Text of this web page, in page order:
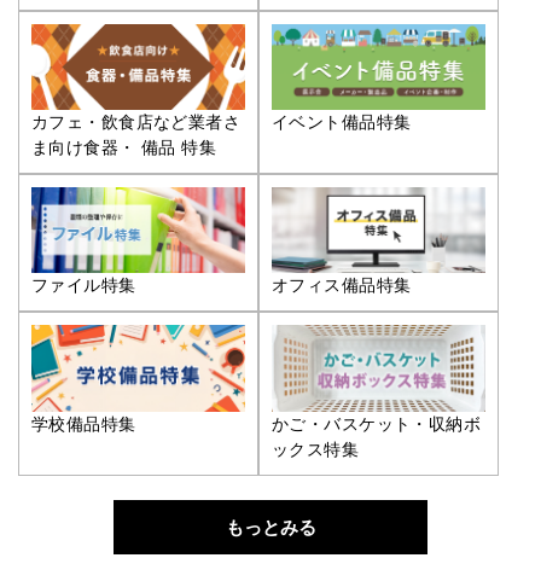
カフェ・飲食店など業者さ
ま向け食器・ 備品 特集
イベント備品特集
ファイル特集 オフィス備品特集
学校備品特集
かご・バスケット・収納ボ
ックス特集
もっとみる